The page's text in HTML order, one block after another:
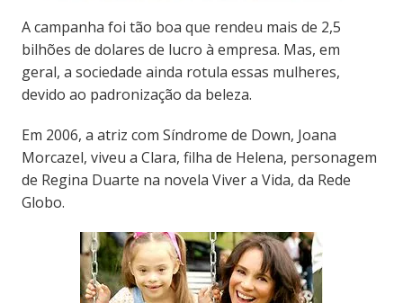
A campanha foi tão boa que rendeu mais de 2,5
bilhões de dolares de lucro à empresa. Mas, em
geral, a sociedade ainda rotula essas mulheres,
devido ao padronização da beleza.
Em 2006, a atriz com Síndrome de Down, Joana
Morcazel, viveu a Clara, filha de Helena, personagem
de Regina Duarte na novela Viver a Vida, da Rede
Globo.